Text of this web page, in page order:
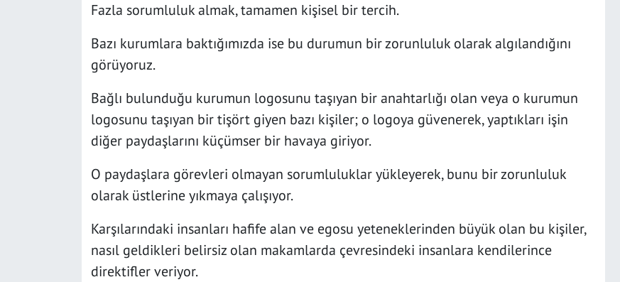
Fazla sorumluluk almak, tamamen kişisel bir tercih.
Bazı kurumlara baktığımızda ise bu durumun bir zorunluluk olarak algılandığını
görüyoruz.
Bağlı bulunduğu kurumun logosunu taşıyan bir anahtarlığı olan veya o kurumun
logosunu taşıyan bir tişört giyen bazı kişiler; o logoya güvenerek, yaptıkları işin
diğer paydaşlarını küçümser bir havaya giriyor.
O paydaşlara görevleri olmayan sorumluluklar yükleyerek, bunu bir zorunluluk
olarak üstlerine yıkmaya çalışıyor.
Karşılarındaki insanları hafife alan ve egosu yeteneklerinden büyük olan bu kişiler,
nasıl geldikleri belirsiz olan makamlarda çevresindeki insanlara kendilerince
direktifler veriyor.